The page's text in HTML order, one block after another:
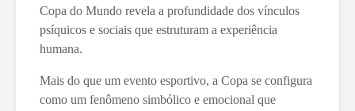
Copa do Mundo revela a profundidade dos vínculos
psíquicos e sociais que estruturam a experiência
humana.
Mais do que um evento esportivo, a Copa se configura
como um fenômeno simbólico e emocional que